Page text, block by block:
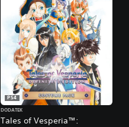
Tales of Vesperia™:
PS4
DODATEK